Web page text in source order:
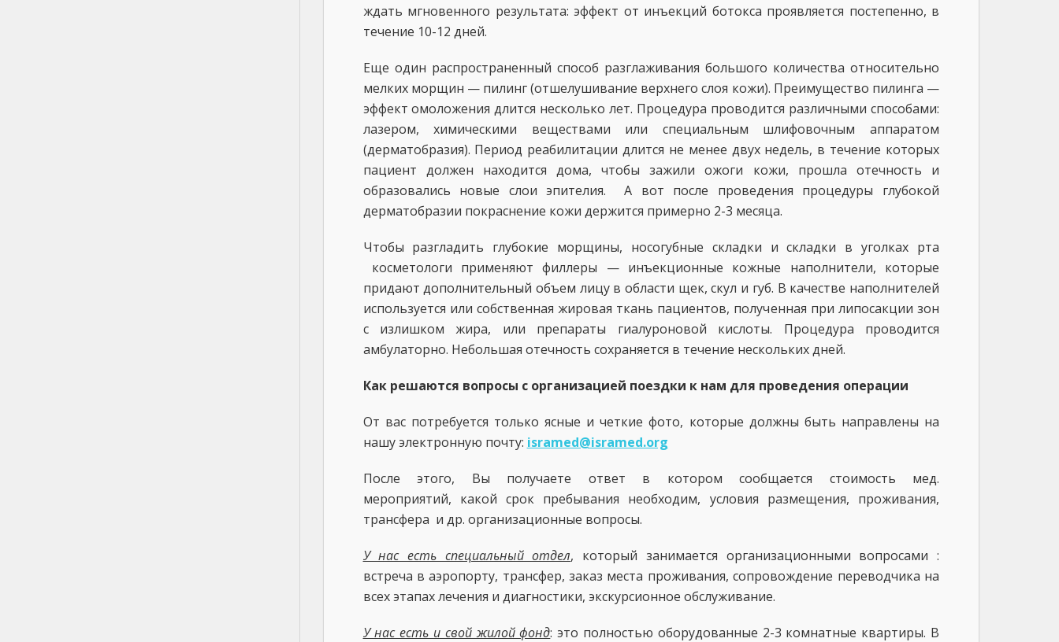
ждать мгновенного результата: эффект от инъекций ботокса проявляется постепенно, в
течение 10-12 дней.
Еще один распространенный способ разглаживания большого количества относительно
мелких морщин — пилинг (отшелушивание верхнего слоя кожи). Преимущество пилинга —
эффект омоложения длится несколько лет. Процедура проводится различными способами:
лазером, химическими веществами или специальным шлифовочным аппаратом
(дерматобразия). Период реабилитации длится не менее двух недель, в течение которых
пациент должен находится дома, чтобы зажили ожоги кожи, прошла отечность и
образовались новые слои эпителия. А вот после проведения процедуры глубокой
дерматобразии покраснение кожи держится примерно 2-3 месяца.
Чтобы разгладить глубокие морщины, носогубные складки и складки в уголках рта
косметологи применяют филлеры — инъекционные кожные наполнители, которые
придают дополнительный объем лицу в области щек, скул и губ. В качестве наполнителей
используется или собственная жировая ткань пациентов, полученная при липосакции зон
с излишком жира, или препараты гиалуроновой кислоты. Процедура проводится
амбулаторно. Небольшая отечность сохраняется в течение нескольких дней.
Как решаются вопросы с организацией поездки к нам для проведения операции
От вас потребуется только ясные и четкие фото, которые должны быть направлены на
нашу электронную почту: isramed@isramed.org
После этого, Вы получаете ответ в котором сообщается стоимость мед.
мероприятий, какой срок пребывания необходим, условия размещения, проживания,
трансфера и др. организационные вопросы.
У нас есть специальный отдел, который занимается организационными вопросами :
встреча в аэропорту, трансфер, заказ места проживания, сопровождение переводчика на
всех этапах лечения и диагностики, экскурсионное обслуживание.
У нас есть и свой жилой фонд: это полностью оборудованные 2-3 комнатные квартиры. В